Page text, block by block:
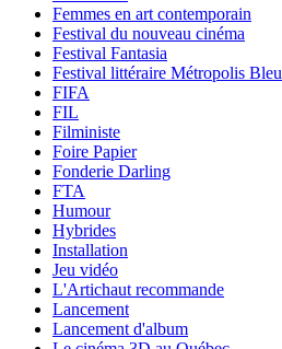
Femmes en art contemporain
Festival du nouveau cinéma
Festival Fantasia
Festival littéraire Métropolis Bleu
FIFA
FIL
Filministe
Foire Papier
Fonderie Darling
FTA
Humour
Hybrides
Installation
Jeu vidéo
L'Artichaut recommande
Lancement
Lancement d'album